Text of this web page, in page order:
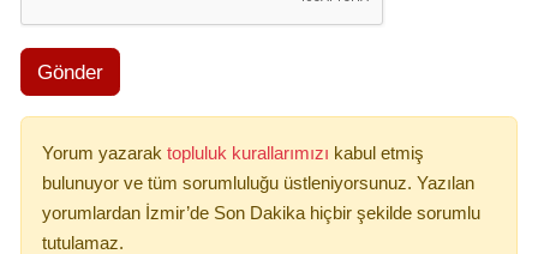
Gönder
Yorum yazarak topluluk kurallarımızı kabul etmiş
bulunuyor ve tüm sorumluluğu üstleniyorsunuz. Yazılan
yorumlardan İzmir’de Son Dakika hiçbir şekilde sorumlu
tutulamaz.